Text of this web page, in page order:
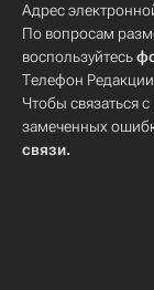
Адрес
По вопросам
воспользуйтесь
Телефон
Чтобы связаться
замеченных
связи.